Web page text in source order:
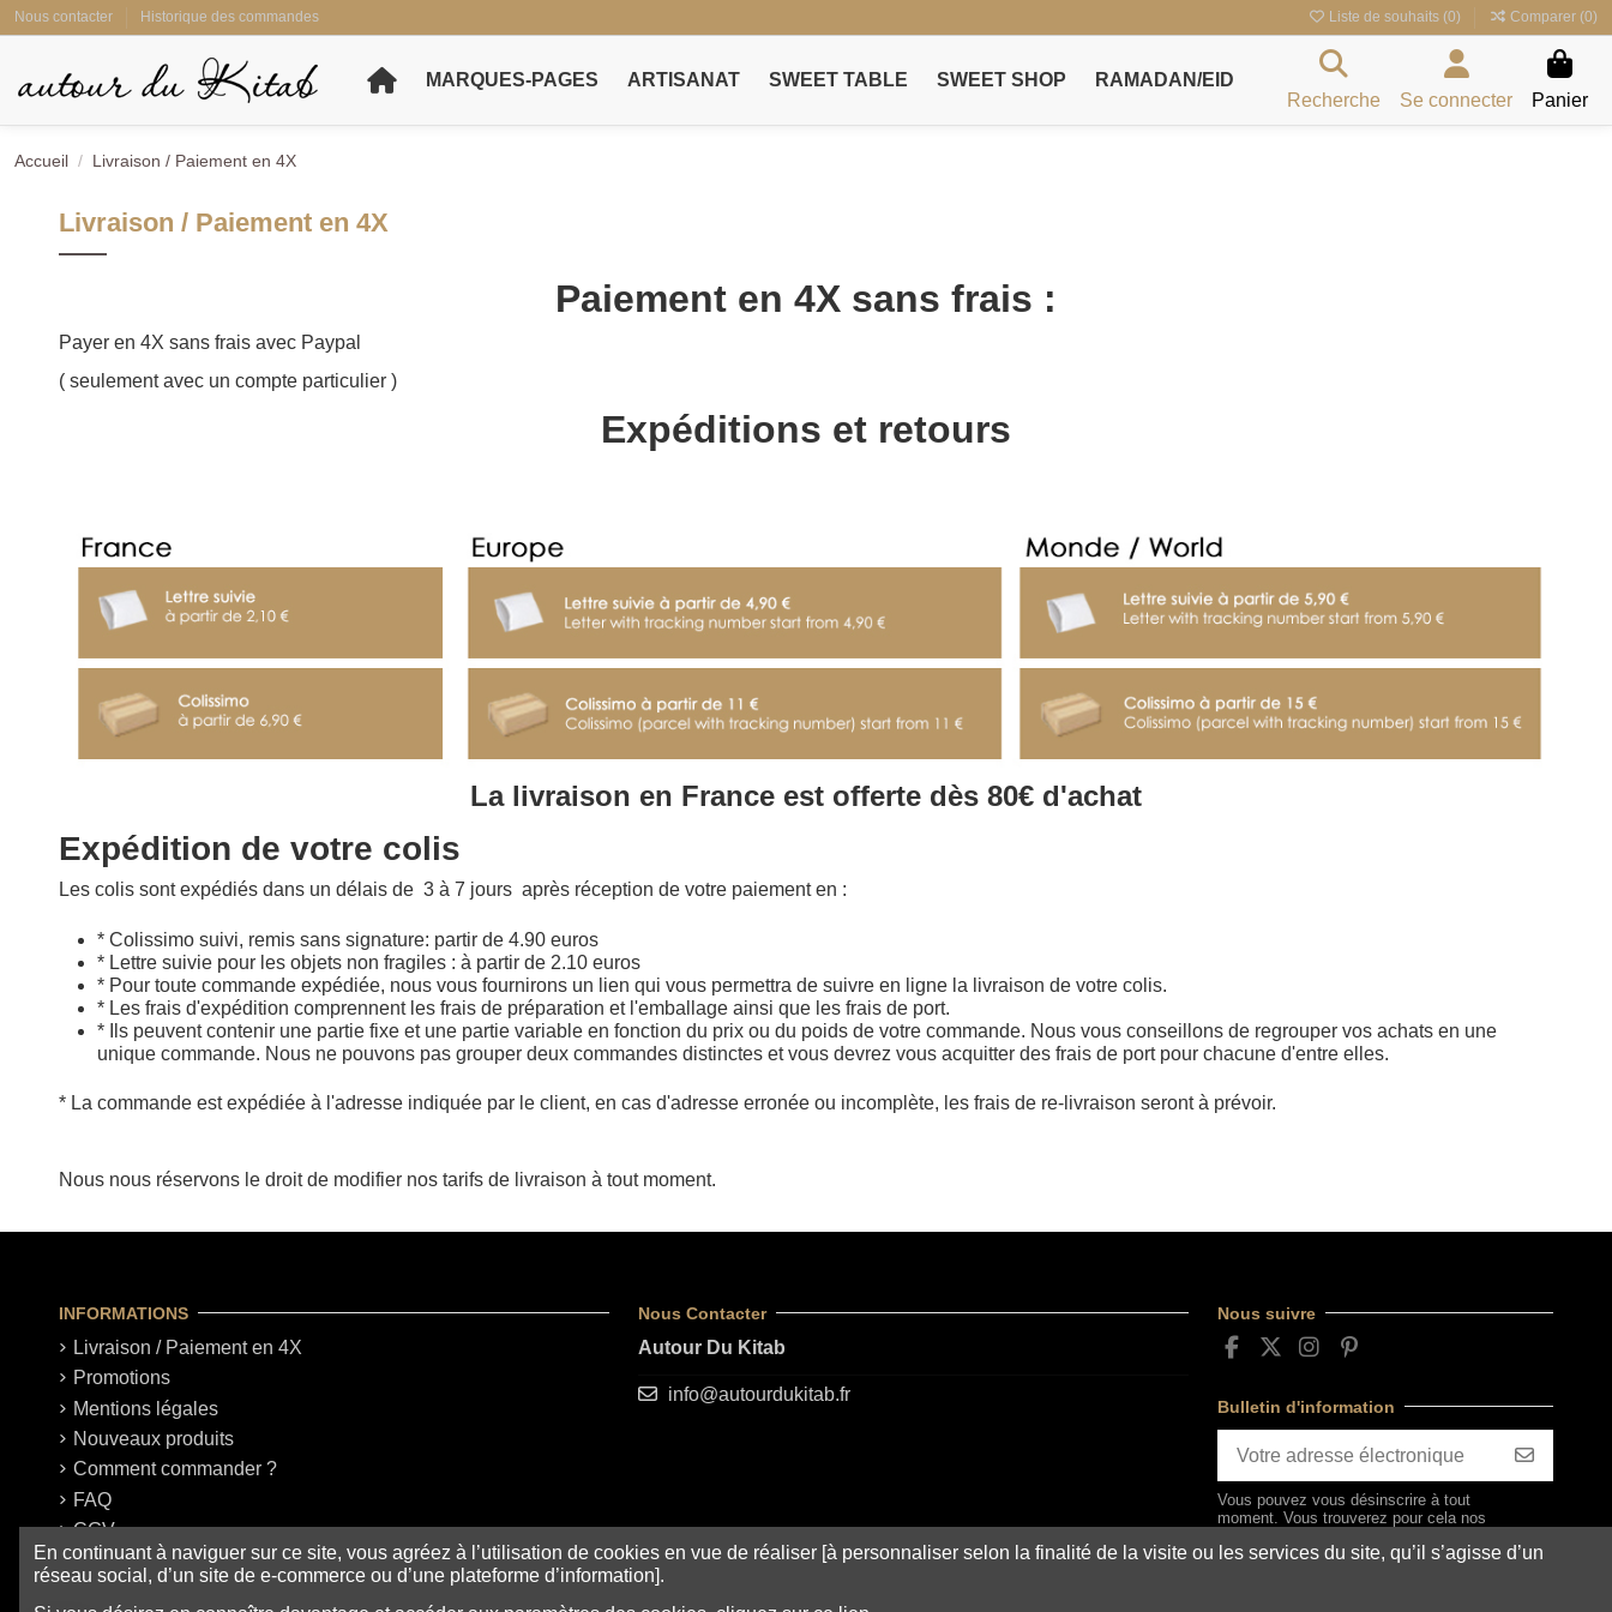
Nous contacter Historique des commandes Liste de souhaits (0) Comparer (0)
MARQUES-PAGES ARTISANAT SWEET TABLE SWEET SHOP
RAMADAN/EID
Recherche
Se connecter Panier
Accueil Livraison / Paiement en 4X
Livraison / Paiement en 4X
Paiement en 4X sans frais :
Payer en 4X sans frais avec Paypal
( seulement avec un compte particulier )
Expéditions et retours
La livraison en France est offerte dès 80€ d'achat
Expédition de votre colis
Les colis sont expédiés dans un délais de 3 à 7 jours après réception de votre paiement en :
* Colissimo suivi, remis sans signature: partir de 4.90 euros
* Lettre suivie pour les objets non fragiles : à partir de 2.10 euros
* Pour toute commande expédiée, nous vous fournirons un lien qui vous permettra de suivre en ligne la livraison de votre colis.
* Les frais d'expédition comprennent les frais de préparation et l'emballage ainsi que les frais de port.
* Ils peuvent contenir une partie fixe et une partie variable en fonction du prix ou du poids de votre commande. Nous vous conseillons de regrouper vos achats en une
unique commande. Nous ne pouvons pas grouper deux commandes distinctes et vous devrez vous acquitter des frais de port pour chacune d'entre elles.
* La commande est expédiée à l'adresse indiquée par le client, en cas d'adresse erronée ou incomplète, les frais de re-livraison seront à prévoir.
Nous nous réservons le droit de modifier nos tarifs de livraison à tout moment.
INFORMATIONS
Livraison / Paiement en 4X
Promotions
Mentions légales
Nouveaux produits
Comment commander ?
FAQ
CGV
Nous Contacter
Autour Du Kitab
info@autourdukitab.fr
Nous suivre
Bulletin d'information
Vous pouvez vous désinscrire à tout
moment. Vous trouverez pour cela nos
conditions d'utilisation du site.
En continuant à naviguer sur ce site, vous agréez à l’utilisation de cookies en vue de réaliser [à personnaliser selon la finalité de la visite ou les services du site, qu’il s’agisse d’un
réseau social, d’un site de e-commerce ou d’une plateforme d’information].